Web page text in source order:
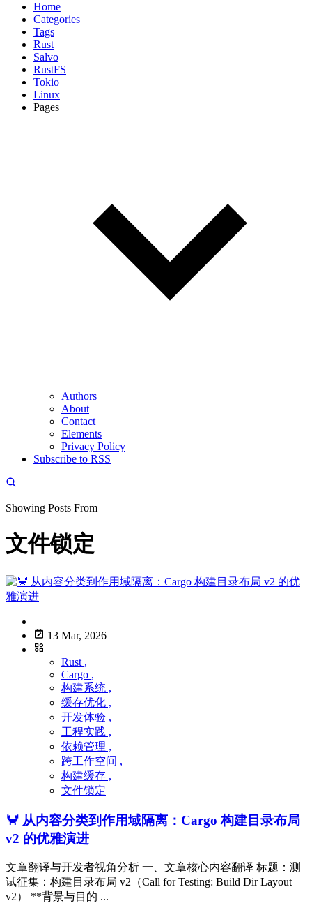
Home
Categories
Tags
Rust
Salvo
RustFS
Tokio
Linux
Pages
Authors
About
Contact
Elements
Privacy Policy
Subscribe to RSS
Showing Posts From
文件锁定
13 Mar, 2026
Rust ,
Cargo ,
构建系统 ,
缓存优化 ,
开发体验 ,
工程实践 ,
依赖管理 ,
跨工作空间 ,
构建缓存 ,
文件锁定
🦀 从内容分类到作用域隔离：Cargo 构建目录布局
v2 的优雅演进
文章翻译与开发者视角分析 一、文章核心内容翻译 标题：测
试征集：构建目录布局 v2（Call for Testing: Build Dir Layout
v2） **背景与目的 ...